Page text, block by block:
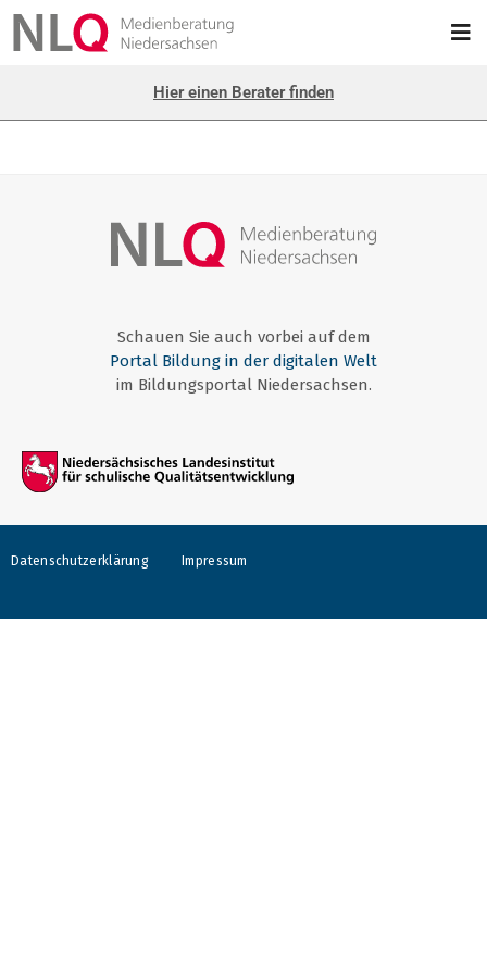
Hier einen Berater finden
Schauen Sie auch vorbei auf dem
Portal Bildung in der digitalen Welt
im Bildungsportal Niedersachsen.
Datenschutzerklärung Impressum